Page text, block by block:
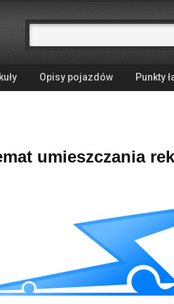
Opisy pojazdów Punkty
umieszczania